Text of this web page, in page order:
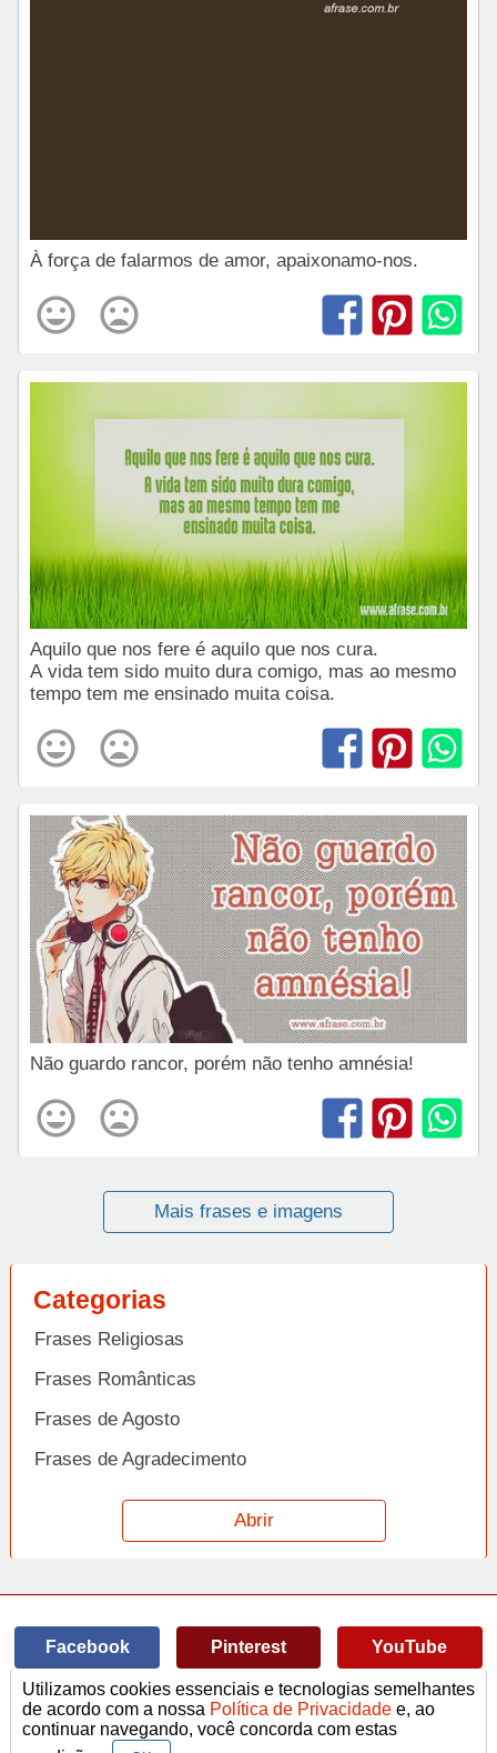
À força de falarmos de amor, apaixonamo-nos.
Aquilo que nos fere é aquilo que nos cura.
A vida tem sido muito dura comigo, mas ao mesmo
tempo tem me ensinado muita coisa.
Não guardo rancor, porém não tenho amnésia!
Mais frases e imagens
Categorias
Frases Religiosas
Frases Românticas
Frases de Agosto
Frases de Agradecimento
Frases de Amizade
Frases de Amor
Frases de Arrependimento
Frases de Atitude
Frases de Azar
Abrir
Facebook Pinterest YouTube
© Copyright 2014-2022A Frase.
Termos de Uso / Privacidade
Frases
Vídeos
Utilizamos cookies essenciais e tecnologias semelhantes
de acordo com a nossa Política de Privacidade e, ao
continuar navegando, você concorda com estas